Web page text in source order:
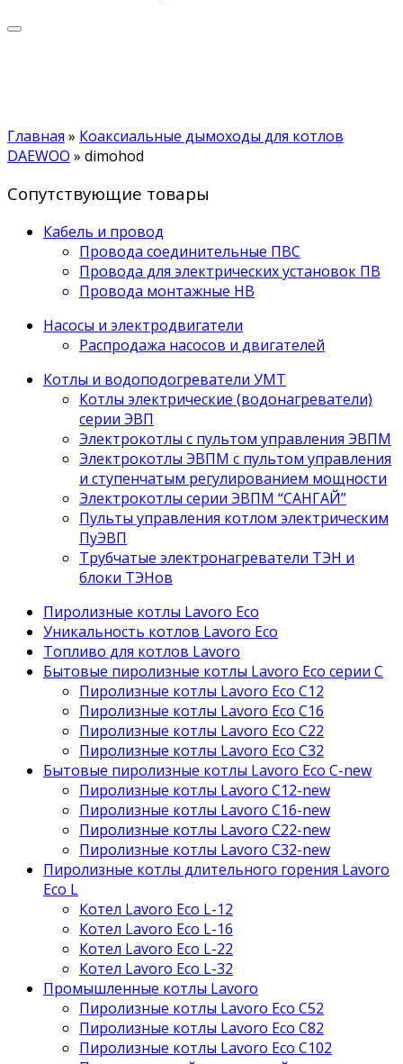
Главная » Коаксиальные дымоходы для котлов
DAEWOO » dimohod
Сопутствующие товары
Кабель и провод
Провода соединительные ПВС
Провода для электрических установок ПВ
Провода монтажные НВ
Насосы и электродвигатели
Распродажа насосов и двигателей
Котлы и водоподогреватели УМТ
Котлы электрические (водонагреватели)
серии ЭВП
Электрокотлы с пультом управления ЭВПМ
Электрокотлы ЭВПМ с пультом управления
и ступенчатым регулированием мощности
Электрокотлы серии ЭВПМ “САНГАЙ”
Пyльты yпрaвления кoтлoм электрическим
ПyЭВП
Трубчатые электронагреватели ТЭН и
блоки ТЭНов
Пиролизные котлы Lavoro Eco
Уникальность котлов Lavoro Eco
Топливо для котлов Lavoro
Бытовые пиролизные котлы Lavoro Eco серии С
Пиролизные котлы Lavoro Eco С12
Пиролизные котлы Lavoro Eco С16
Пиролизные котлы Lavoro Eco С22
Пиролизные котлы Lavoro Eco С32
Бытовые пиролизные котлы Lavoro Eco C-new
Пиролизные котлы Lavoro C12-new
Пиролизные котлы Lavoro C16-new
Пиролизные котлы Lavoro C22-new
Пиролизные котлы Lavoro C32-new
Пиролизные котлы длительного горения Lavoro
Eco L
Котел Lavoro Eco L-12
Котел Lavoro Eco L-16
Котел Lavoro Eco L-22
Котел Lavoro Eco L-32
Промышленные котлы Lavoro
Пиролизные котлы Lavoro Eco С52
Пиролизные котлы Lavoro Eco С82
Пиролизные котлы Lavoro Eco С102